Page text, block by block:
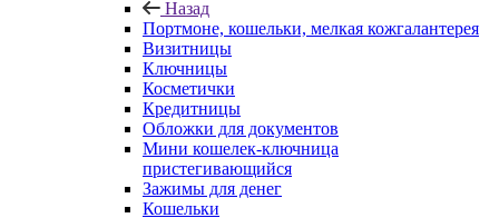
Назад
Портмоне, кошельки, мелкая кожгалантерея
Визитницы
Ключницы
Косметички
Кредитницы
Обложки для документов
Мини кошелек-ключница
пристегивающийся
Зажимы для денег
Кошельки